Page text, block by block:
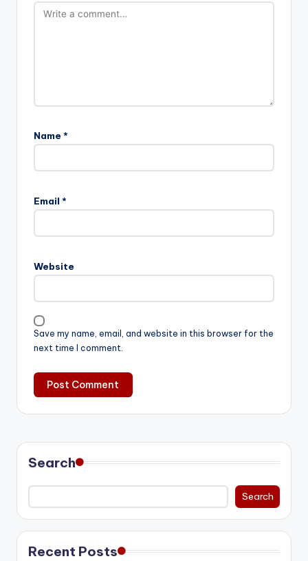
Name *
Email *
Website
Save my name, email, and website in this browser for the
next time I comment.
Search
Search
Recent Posts